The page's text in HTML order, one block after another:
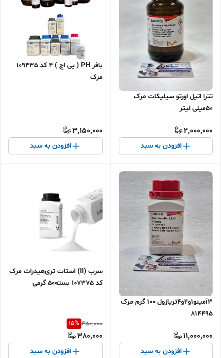
تترا اتیل اورتو سیلیکات مرک
50میلی لیتر
2,000,000
افزودن به سبد
بافر PH ( پی اچ ) 4 کد 109435
مرک
3,150,000
افزودن به سبد
3آمینو1و2و4تریازول 100 گرم مرک
814495
11,000,000
افزودن به سبد
سرب (II) استات تری‌هیدرات مرک
کد 107375 بسته50 گرمی
450,000
15%
380,000
افزودن به سبد